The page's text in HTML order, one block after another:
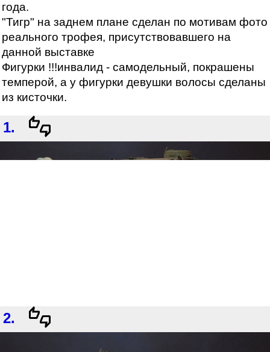
года.
"Тигр" на заднем плане сделан по мотивам фото
реального трофея, присутствовавшего на
данной выставке
Фигурки !!!инвалид - самодельный, покрашены
темперой, а у фигурки девушки волосы сделаны
из кисточки.
1.
2.